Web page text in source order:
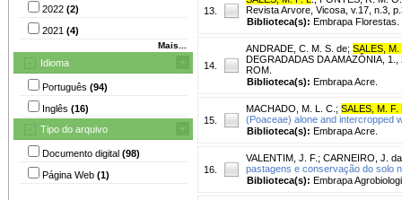
2022 (2)
2021 (4)
Mais...
Idioma
Português (94)
Inglês (16)
Tipo do arquivo
Documento digital (98)
Página Web (1)
13.
Revista Arvore, Vicosa, v.17, n.3,
Biblioteca(s): Embrapa Florestas.
14.
ANDRADE, C. M. S. de; SALES, M.
DEGRADADAS DA AMAZÔNIA,
ROM.
Biblioteca(s): Embrapa Acre.
15.
MACHADO, M. L. C. ; SALES, M. F.
(Poaceae) alone and intercropped
Biblioteca(s): Embrapa Acre.
16.
VALENTIM, J. F. ; CARNEIRO, J.
pastagens e conservação do solo
Biblioteca(s): Embrapa